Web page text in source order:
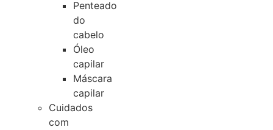
Penteado
do
cabelo
Óleo
capilar
Máscara
capilar
Cuidados
com